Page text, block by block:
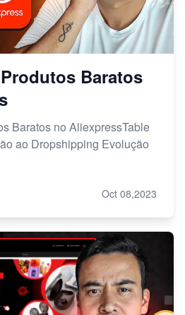
Baratos
Baratos no AliexpressTable
ao Dropshipping Evolução
Oct 08,2023